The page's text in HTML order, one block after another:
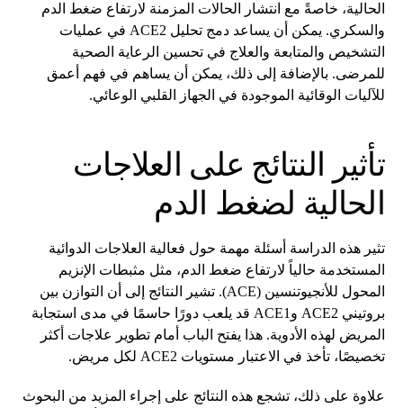
الحالية، خاصةً مع انتشار الحالات المزمنة لارتفاع ضغط الدم
والسكري. يمكن أن يساعد دمج تحليل ACE2 في عمليات
التشخيص والمتابعة والعلاج في تحسين الرعاية الصحية
للمرضى. بالإضافة إلى ذلك، يمكن أن يساهم في فهم أعمق
للآليات الوقائية الموجودة في الجهاز القلبي الوعائي.
تأثير النتائج على العلاجات
الحالية لضغط الدم
تثير هذه الدراسة أسئلة مهمة حول فعالية العلاجات الدوائية
المستخدمة حالياً لارتفاع ضغط الدم، مثل مثبطات الإنزيم
المحول للأنجيوتنسين (ACE). تشير النتائج إلى أن التوازن بين
بروتيني ACE2 وACE1 قد يلعب دورًا حاسمًا في مدى استجابة
المريض لهذه الأدوية. هذا يفتح الباب أمام تطوير علاجات أكثر
تخصيصًا، تأخذ في الاعتبار مستويات ACE2 لكل مريض.
علاوة على ذلك، تشجع هذه النتائج على إجراء المزيد من البحوث